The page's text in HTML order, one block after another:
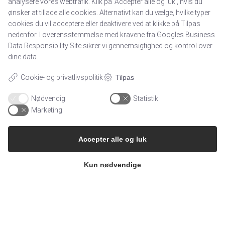
Skuespiller. Støtter Projekt Hospice Kolding.
Gå tilbage
Adresse:
Støtteforening Hospice Kolding
Nyhedsbreve
ønsker at tillade alle cookies. Alternativt kan du vælge, hvilke typer
cookies du vil acceptere eller deaktivere ved at klikke på Tilpas
nedenfor. I overensstemmelse med kravene fra Googles Business
Data Responsibility Site sikrer vi gennemsigtighed og kontrol over
dine data.
Cookie- og privatlivspolitik Tilpas
Nødvendig
Statistik
Marketing
Kun nødvendige
Accepter alle og luk